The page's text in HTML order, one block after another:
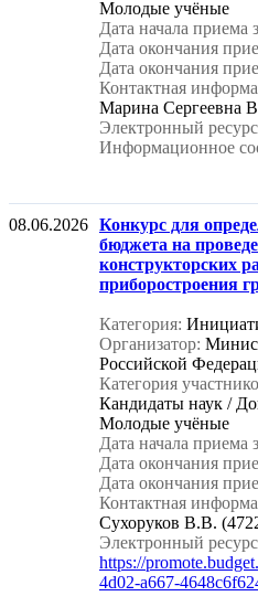
Молодые учёные
Дата начала приема
Дата окончания
Дата окончания
Контактная
Марина Сергеевна
Электронный
Информационное
08.06.2026 Конкурс для
бюджета на
конструкторских
приборостроения
Категория:
Организатор:
Российской
Категория
Кандидаты наук /
Молодые учёные
Дата начала приема
Дата окончания
Дата окончания
Контактная
Сухоруков В.В.
Электронный
https://
4d02-a667-